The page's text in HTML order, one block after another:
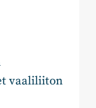
vaaliliiton